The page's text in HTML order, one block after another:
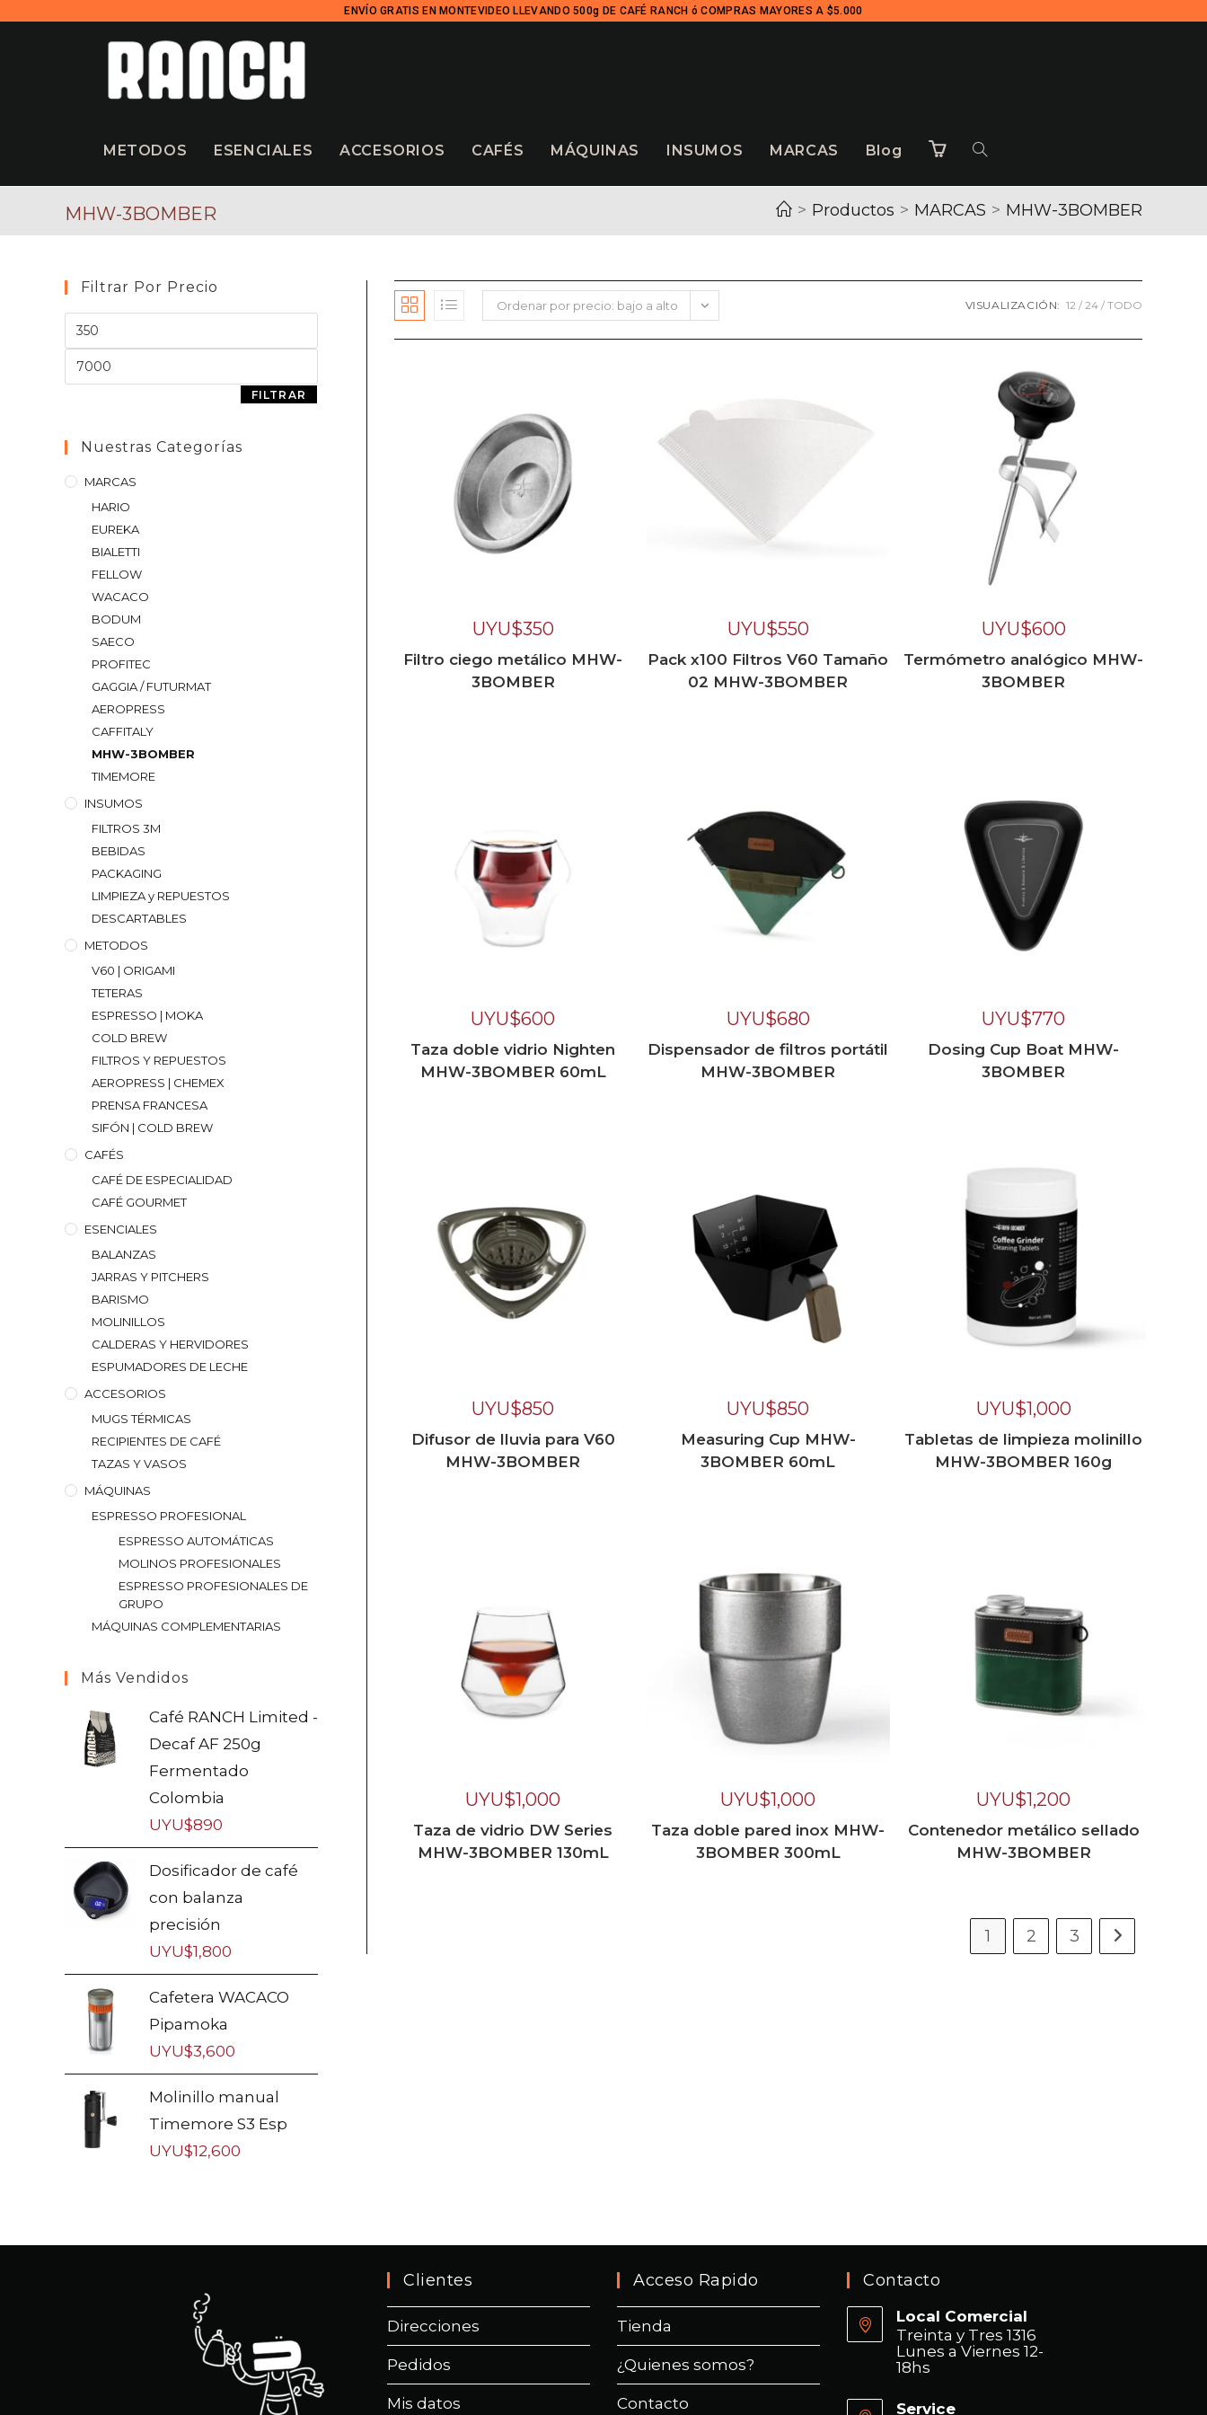
ENVÍO GRATIS EN MONTEVIDEO LLEVANDO 500g DE CAFÉ RANCH ó COMPRAS MAYORES A $5.000
METODOS ESENCIALES ACCESORIOS CAFÉS MÁQUINAS INSUMOS MARCAS Blog
MHW-3BOMBER > Productos > MARCAS > MHW-3BOMBER
Ordenar por precio: bajo a alto VISUALIZACIÓN: 12 24 TODO
UYU$350
Filtro ciego metálico MHW-
3BOMBER
UYU$550
Pack x100 Filtros V60 Tamaño
02 MHW-3BOMBER
UYU$600
Termómetro analógico MHW-
3BOMBER
UYU$600
Taza doble vidrio Nighten
MHW-3BOMBER 60mL
UYU$680
Dispensador de filtros portátil
MHW-3BOMBER
UYU$770
Dosing Cup Boat MHW-
3BOMBER
UYU$850
Difusor de lluvia para V60
MHW-3BOMBER
UYU$850
Measuring Cup MHW-
3BOMBER 60mL
UYU$1,000
Tabletas de limpieza molinillo
MHW-3BOMBER 160g
UYU$1,000
Taza de vidrio DW Series
MHW-3BOMBER 130mL
UYU$1,000
Taza doble pared inox MHW-
3BOMBER 300mL
UYU$1,200
Contenedor metálico sellado
MHW-3BOMBER
1 2 3
Filtrar Por Precio
FILTRAR
Nuestras Categorías
MARCAS
HARIO
EUREKA
BIALETTI
FELLOW
WACACO
BODUM
SAECO
PROFITEC
GAGGIA / FUTURMAT
AEROPRESS
CAFFITALY
MHW-3BOMBER
TIMEMORE
INSUMOS
FILTROS 3M
BEBIDAS
PACKAGING
LIMPIEZA y REPUESTOS
DESCARTABLES
METODOS
V60 | ORIGAMI
TETERAS
ESPRESSO | MOKA
COLD BREW
FILTROS Y REPUESTOS
AEROPRESS | CHEMEX
PRENSA FRANCESA
SIFÓN | COLD BREW
CAFÉS
CAFÉ DE ESPECIALIDAD
CAFÉ GOURMET
ESENCIALES
BALANZAS
JARRAS Y PITCHERS
BARISMO
MOLINILLOS
CALDERAS Y HERVIDORES
ESPUMADORES DE LECHE
ACCESORIOS
MUGS TÉRMICAS
RECIPIENTES DE CAFÉ
TAZAS Y VASOS
MÁQUINAS
ESPRESSO PROFESIONAL
ESPRESSO AUTOMÁTICAS
MOLINOS PROFESIONALES
ESPRESSO PROFESIONALES DE
GRUPO
MÁQUINAS COMPLEMENTARIAS
Más Vendidos
Café RANCH Limited -
Decaf AF 250g
Fermentado
Colombia
UYU$890
Dosificador de café
con balanza
precisión
UYU$1,800
Cafetera WACACO
Pipamoka
UYU$3,600
Molinillo manual
Timemore S3 Esp
UYU$12,600
Clientes
Direcciones
Pedidos
Mis datos
Acceso Rapido
Tienda
¿Quienes somos?
Contacto
Contacto
Local Comercial
Treinta y Tres 1316
Lunes a Viernes 12-
18hs
Service